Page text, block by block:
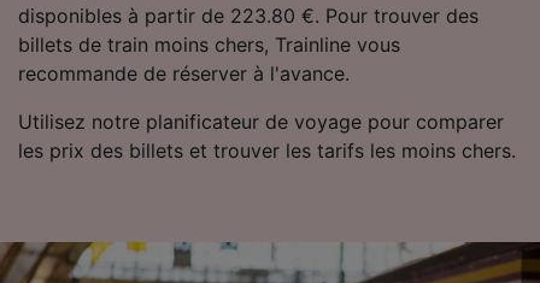
disponibles à partir de 223.80 €. Pour trouver des
billets de train moins chers, Trainline vous
recommande de réserver à l'avance.
Utilisez notre planificateur de voyage pour comparer
les prix des billets et trouver les tarifs les moins chers.